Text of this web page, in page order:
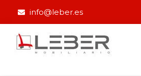
info@leber.es